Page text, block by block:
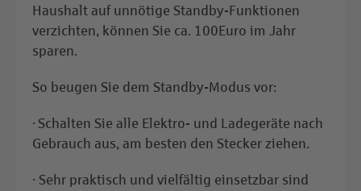
Haushalt auf unnötige Standby-Funktionen
verzichten, können Sie ca. 100Euro im Jahr
sparen.
So beugen Sie dem Standby-Modus vor:
· Schalten Sie alle Elektro- und Ladegeräte nach
Gebrauch aus, am besten den Stecker ziehen.
· Sehr praktisch und vielfältig einsetzbar sind